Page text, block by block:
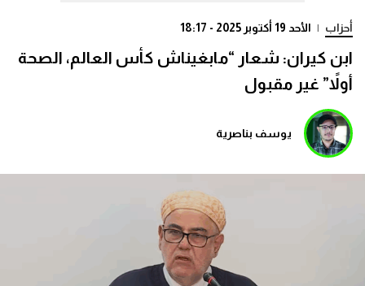
أحزاب | الأحد 19 أكتوبر 2025 - 18:17
ابن كيران: شعار “مابغيناش كأس العالم، الصحة
أولاً” غير مقبول
يوسف بناصرية